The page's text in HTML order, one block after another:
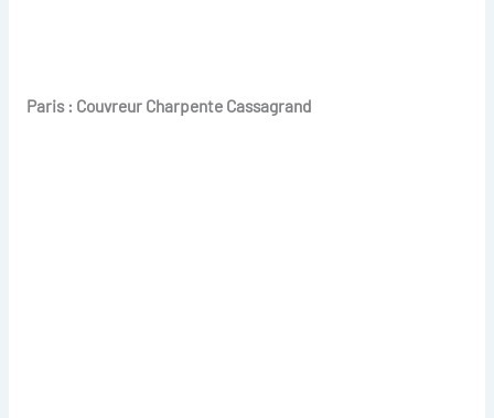
Paris : Couvreur Charpente Cassagrand